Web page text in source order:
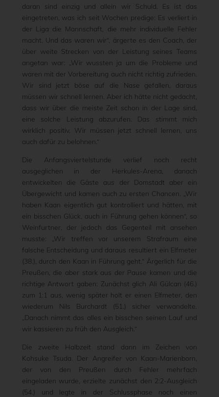
daran sind einzig und allein wir Schuld. Es ist das
eingetreten, was ich seit Wochen predige: Es verliert in
der Liga die Mannschaft, die mehr individuelle Fehler
macht. Und das waren wir“, ärgerte es den Coach, der
über weite Strecken von der Leistung seines Teams
angetan war: „Wir wussten ja um die Probleme und
waren mit der Vorbereitung auch nicht richtig zufrieden.
Wir sind jetzt böse auf die Nase gefallen, daraus
müssen wir schnell lernen. Aber ich hätte nicht gedacht,
dass wir über die meiste Zeit schon in der Lage sind,
eine solche Leistung abzurufen. Das stimmt mich
wirklich positiv. Wir müssen jetzt schnell lernen, uns
auch dafür zu belohnen.“
Die Anfangsviertelstunde verlief noch recht
ausgeglichen in der Herkules-Arena, danach
entwickelten die Gäste aus der Domstadt aber ein
Übergewicht und kamen auch zu ersten Chancen. „Wir
haben Kaan eigentlich gut kontrolliert und hätten, mit
ein bisschen Glück, auch in Führung gehen können“, so
Weinfurtner, der jedoch das Gegenteil mit ansehen
musste: „Wir treffen vor unserem Strafraum eine
falsche Entscheidung und daraus resultiert ein Elfmeter
(38.), durch den Kaan in Führung geht.“ Ärgerlich für die
Preußen, die aber stark aus der Pause kamen und die
richtige Antwort gaben: Zunächst glich Ali Gülcan (46.)
zum 1:1 aus, wenig später holt er einen Elfmeter, den
wiederum Nils Burchardt (51.) sicher verwandelte.
„Danach nimmt das alles ein bisschen seinen Lauf und
wir kassieren zu früh den Ausgleich.“
Die zweite Halbzeit stand dann im Zeichen von
Kohsuke Tsuda. Der Angreifer von Kaan-Marienborn,
der von den Preußen durch Fehler mehrfach
eingeladen wurde, erzielte zunächst den 2:2-Ausgleich
(54.) und legte in der Schlussphase noch einen